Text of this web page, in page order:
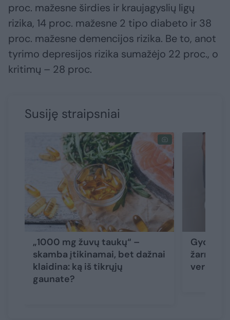
proc. mažesne širdies ir kraujagyslių ligų
rizika, 14 proc. mažesne 2 tipo diabeto ir 38
proc. mažesne demencijos rizika. Be to, anot
tyrimo depresijos rizika sumažėjo 22 proc., o
kritimų – 28 proc.
Susiję straipsniai
„1000 mg žuvų taukų“ –
skamba įtikinamai, bet dažnai
klaidina: ką iš tikrųjų
gaunate?
žarnyno
verčia